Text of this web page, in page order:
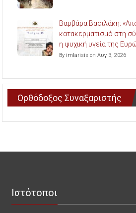
Βαρβάρα Βασιλάκη:
κατακερματισμό στη
η ψυχική υγεία της
By imlarisis on Αυγ 3, 2026
Ορθόδοξος Συναξαριστής
Ιστότοποι